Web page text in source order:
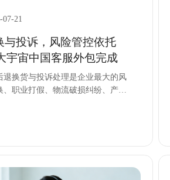
07-21
与投诉，风险管控依托
宇宙中国客服外包完成
退换货与投诉处理是企业最大的风
职业打假、物流破损纠纷、产品
深度植入客服外包运营体系，构
筑起坚实的安全屏障。